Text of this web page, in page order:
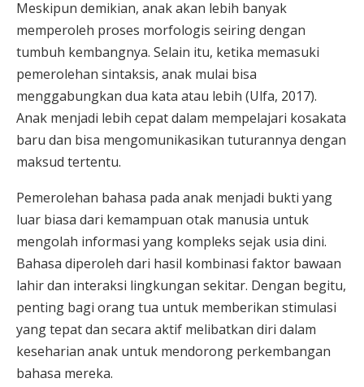
Meskipun demikian, anak akan lebih banyak
memperoleh proses morfologis seiring dengan
tumbuh kembangnya. Selain itu, ketika memasuki
pemerolehan sintaksis, anak mulai bisa
menggabungkan dua kata atau lebih (Ulfa, 2017).
Anak menjadi lebih cepat dalam mempelajari kosakata
baru dan bisa mengomunikasikan tuturannya dengan
maksud tertentu.
Pemerolehan bahasa pada anak menjadi bukti yang
luar biasa dari kemampuan otak manusia untuk
mengolah informasi yang kompleks sejak usia dini.
Bahasa diperoleh dari hasil kombinasi faktor bawaan
lahir dan interaksi lingkungan sekitar. Dengan begitu,
penting bagi orang tua untuk memberikan stimulasi
yang tepat dan secara aktif melibatkan diri dalam
keseharian anak untuk mendorong perkembangan
bahasa mereka.